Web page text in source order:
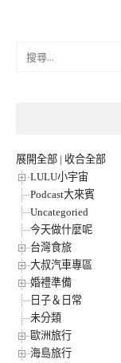
展開全部 | 收合全部
LULU小宇宙
Podcast大來賓
Uncategoried
今天做什麼呢
台灣食旅
大叔汽車專區
婚禮準備
日子＆日常
未分類
歐洲旅行
海島旅行